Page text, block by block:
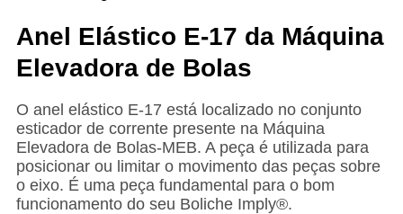
Anel Elástico E-17 da Máquina
Elevadora de Bolas
O anel elástico E-17 está localizado no conjunto
esticador de corrente presente na Máquina
Elevadora de Bolas-MEB. A peça é utilizada para
posicionar ou limitar o movimento das peças sobre
o eixo. É uma peça fundamental para o bom
funcionamento do seu Boliche Imply®.